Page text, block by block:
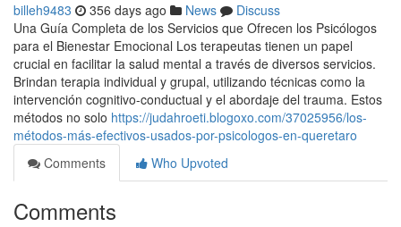
billeh9483 356 days ago News
Discuss
Una Guía Completa de los Servicios que Ofrecen los Psicólogos
para el Bienestar Emocional Los terapeutas tienen un papel
crucial en facilitar la salud mental a través de diversos servicios.
Brindan terapia individual y grupal, utilizando técnicas como la
intervención cognitivo-conductual y el abordaje del trauma. Estos
métodos no solo https://judahroeti.blogoxo.com/37025956/los-
métodos-más-efectivos-usados-por-psicologos-en-queretaro
Comments
Who Upvoted
Comments